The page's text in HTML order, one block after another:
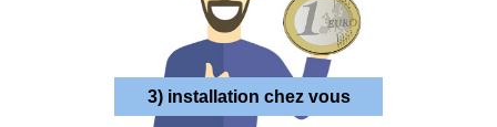
3) installation chez vous